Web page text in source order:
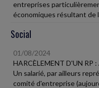
entreprises
économiques résultant de
Social
01/08/2024
HARCÈLEMENT D'UN RP
Un salarié, par ailleurs
comité d'entreprise